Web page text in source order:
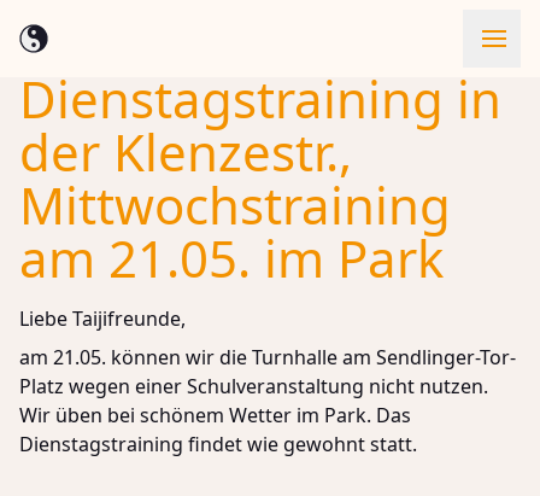
Skip to content
Dienstagstraining in
der Klenzestr.,
Mittwochstraining
am 21.05. im Park
Liebe Taijifreunde,
am 21.05. können wir die Turnhalle am Sendlinger-Tor-
Platz wegen einer Schulveranstaltung nicht nutzen.
Wir üben bei schönem Wetter im Park. Das
Dienstagstraining findet wie gewohnt statt.